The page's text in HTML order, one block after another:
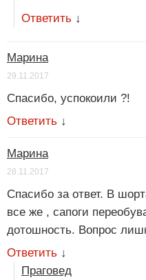
Ответить ↓
Марина
29.11.2017
Спасибо, успокоили ?!
Ответить ↓
Марина
28.11.2017
Спасибо за ответ. В
все же , сапоги
дотошность. Вопрос
Ответить ↓
Праговед